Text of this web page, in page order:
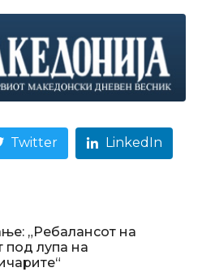
Twitter LinkedIn
„Ребалансот на
под лупа на